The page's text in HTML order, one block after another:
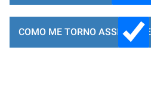
COMO ME TORNO